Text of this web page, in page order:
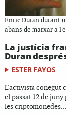
Enric Duran durant
abans de marxar a
La justícia
Duran
ESTER FAYOS
L'activista conegut
el passat 12 de
les criptomonedes...